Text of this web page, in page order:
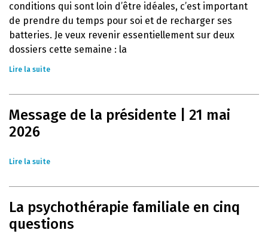
conditions qui sont loin d’être idéales, c’est important
de prendre du temps pour soi et de recharger ses
batteries. Je veux revenir essentiellement sur deux
dossiers cette semaine : la
Lire la suite
Message de la présidente | 21 mai
2026
Lire la suite
La psychothérapie familiale en cinq
questions